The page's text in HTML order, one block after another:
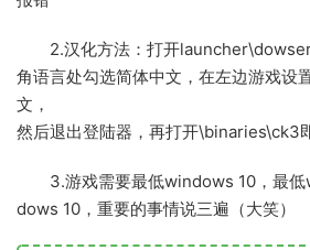
2.汉化方法：打开
角语言处勾选简体中文，在左边游戏设
文，
然后退出登陆器，再打开\binaries\ck3
3.游戏需要最低windows 10，最
dows 10，重要的事情说三遍（大笑）